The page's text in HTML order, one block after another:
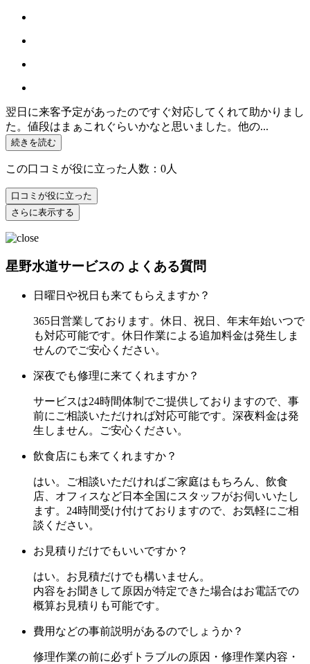
翌日に来客予定があったのですぐ対応してくれて助かりまし
た。値段はまぁこれぐらいかなと思いました。他の...
続きを読む
この口コミが役に立った人数：0人
口コミが役に立った
さらに表示する
星野水道サービスの よくある質問
日曜日や祝日も来てもらえますか？
365日営業しております。休日、祝日、年末年始いつで
も対応可能です。休日作業による追加料金は発生しま
せんのでご安心ください。
深夜でも修理に来てくれますか？
サービスは24時間体制でご提供しておりますので、事
前にご相談いただければ対応可能です。深夜料金は発
生しません。ご安心ください。
飲食店にも来てくれますか？
はい。ご相談いただければご家庭はもちろん、飲食
店、オフィスなど日本全国にスタッフがお伺いいたし
ます。24時間受け付けておりますので、お気軽にご相
談ください。
お見積りだけでもいいですか？
はい。お見積だけでも構いません。
内容をお聞きして原因が特定できた場合はお電話での
概算お見積りも可能です。
費用などの事前説明があるのでしょうか？
修理作業の前に必ずトラブルの原因・修理作業内容・